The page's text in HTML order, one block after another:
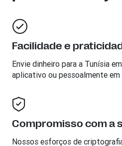
Facilidade e
Envie dinheiro para a Tunísia
aplicativo ou pessoalmente em
Compromisso com a
Nossos esforços de